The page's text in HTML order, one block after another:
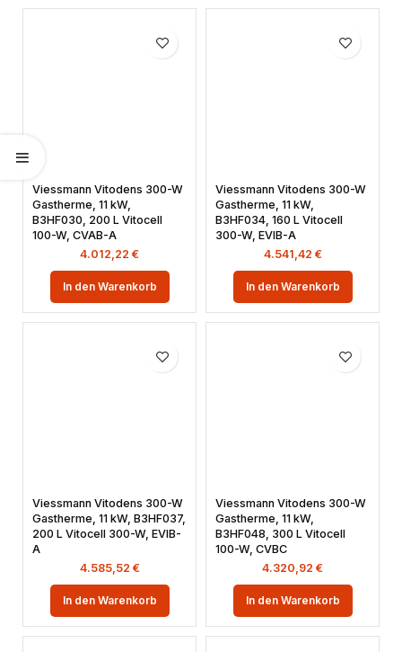
Viessmann Vitodens 300-W
Gastherme, 11 kW,
B3HF030, 200 L Vitocell
100-W, CVAB-A
4.012,22 €
In den Warenkorb
Viessmann Vitodens 300-W
Gastherme, 11 kW,
B3HF034, 160 L Vitocell
300-W, EVIB-A
4.541,42 €
In den Warenkorb
Viessmann Vitodens 300-W
Gastherme, 11 kW, B3HF037,
200 L Vitocell 300-W, EVIB-
A
4.585,52 €
In den Warenkorb
Viessmann Vitodens 300-W
Gastherme, 11 kW,
B3HF048, 300 L Vitocell
100-W, CVBC
4.320,92 €
In den Warenkorb